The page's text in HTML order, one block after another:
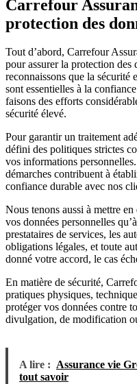
Carrefour
protection des
Tout d’abord, Carrefour
pour assurer la protection des
reconnaissons que la
sont essentielles à la
faisons des efforts
sécurité élevé.
Pour garantir un traitement
défini des politiques strictes
vos informations
démarches contribuent à
confiance durable avec nos
Nous tenons aussi à mettre
vos données personnelles
prestataires de services, les
obligations légales, et toute
donné votre accord, le cas
En matière de sécurité,
pratiques physiques,
protéger vos données contre
divulgation, de modification
A lire : Assurance vie
tout savoir